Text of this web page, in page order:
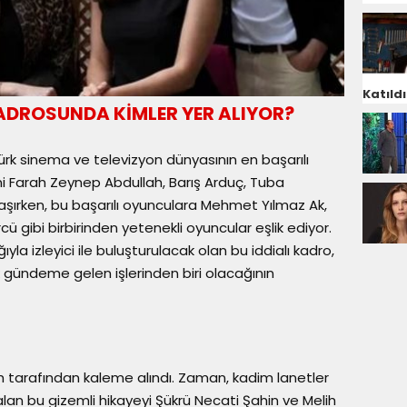
KİMLER YER ALIYOR?
sinema ve televizyon dünyasının en başarılı
Zeynep Abdullah, Barış Arduç, Tuba
bu başarılı oyunculara Mehmet Yılmaz Ak,
gibi birbirinden yetenekli oyuncular eşlik ediyor.
izleyici ile buluşturulacak olan bu iddialı kadro,
gelen işlerinden biri olacağının
tarafından kaleme alındı. Zaman, kadim lanetler
bu gizemli hikayeyi Şükrü Necati Şahin ve Melih